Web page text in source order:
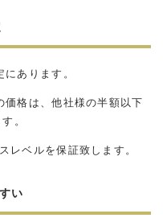
あります。
格は、他社様の半額以下
。
レベルを保証致します。
い